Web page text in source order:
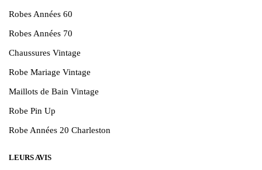
Robes Années 60
Robes Années 70
Chaussures Vintage
Robe Mariage Vintage
Maillots de Bain Vintage
Robe Pin Up
Robe Années 20 Charleston
LEURS AVIS